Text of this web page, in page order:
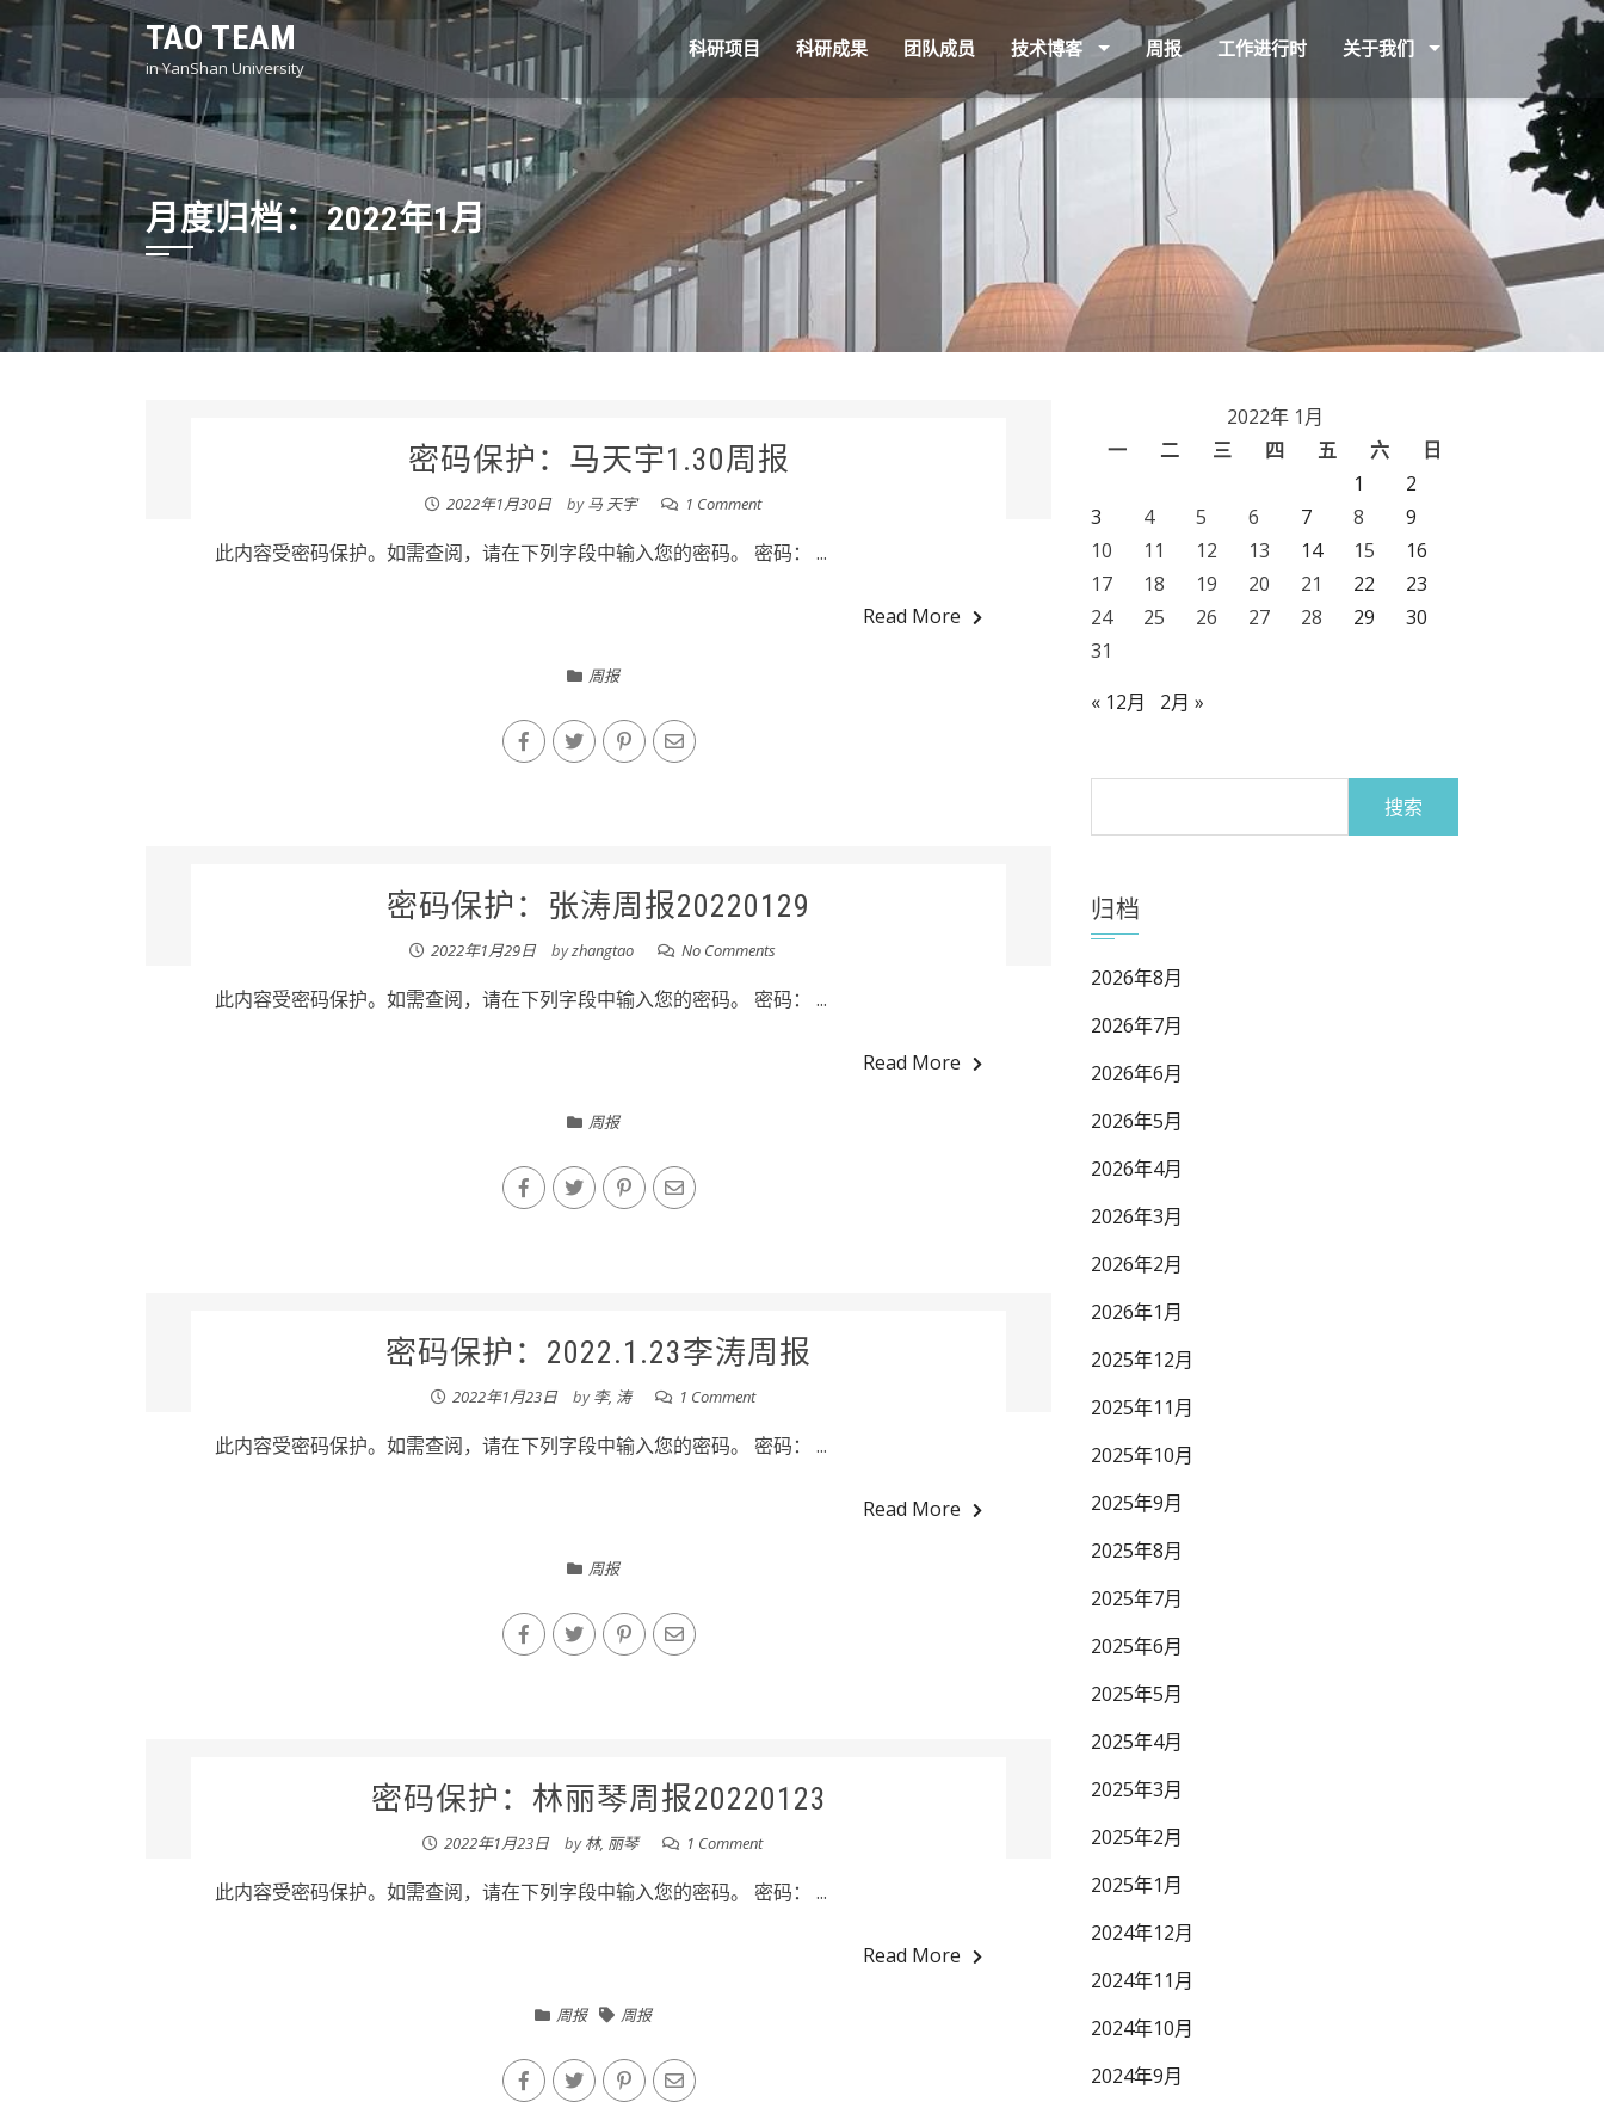
to
content
TAO TEAM
in YanShan University
科研项目 科研成果 团队成员 技术博客 周报 工作进行时 关于我们
月度归档：2022年1月
密码保护：马天宇1.30周报
2022年1月30日 by马 天宇 1 Comment
此内容受密码保护。如需查阅，请在下列字段中输入您的密码。 密码： ...
Read More
周报
密码保护：张涛周报20220129
2022年1月29日 byzhangtao No Comments
此内容受密码保护。如需查阅，请在下列字段中输入您的密码。 密码： ...
Read More
周报
密码保护：2022.1.23李涛周报
2022年1月23日 by李, 涛 1 Comment
此内容受密码保护。如需查阅，请在下列字段中输入您的密码。 密码： ...
Read More
周报
密码保护：林丽琴周报20220123
2022年1月23日 by林, 丽琴 1 Comment
此内容受密码保护。如需查阅，请在下列字段中输入您的密码。 密码： ...
Read More
周报 周报
2022年 1月
一
二 三 四 五 六
日
1
2
3
4 5 6 7 8
9
10
11 12 13 14 15
16
17
18 19 20 21 22
23
24
25 26 27 28 29
30
31
« 12月
2月 »
归档
2026年8月
2026年7月
2026年6月
2026年5月
2026年4月
2026年3月
2026年2月
2026年1月
2025年12月
2025年11月
2025年10月
2025年9月
2025年8月
2025年7月
2025年6月
2025年5月
2025年4月
2025年3月
2025年2月
2025年1月
2024年12月
2024年11月
2024年10月
2024年9月